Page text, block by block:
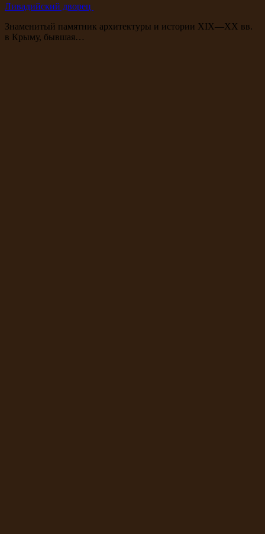
Ливадийский дворец
Знаменитый памятник архитектуры и истории XIX—XX вв.
в Крыму, бывшая…